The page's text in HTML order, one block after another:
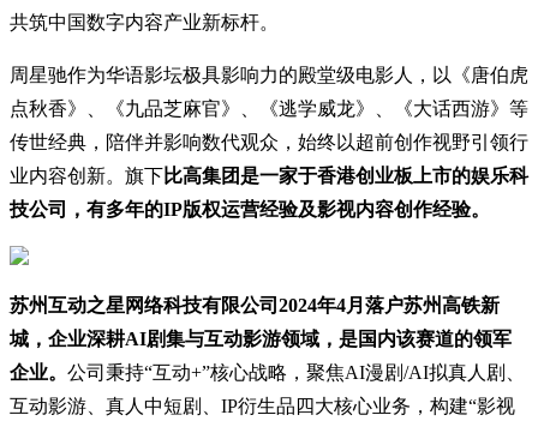
共筑中国数字内容产业新标杆。
周星驰作为华语影坛极具影响力的殿堂级电影人，以《唐伯虎
点秋香》、《九品芝麻官》、《逃学威龙》、《大话西游》等
传世经典，陪伴并影响数代观众，始终以超前创作视野引领行
业内容创新。旗下比高集团是一家于香港创业板上市的娱乐科
技公司，有多年的IP版权运营经验及影视内容创作经验。
苏州互动之星网络科技有限公司2024年4月落户苏州高铁新
城，企业深耕AI剧集与互动影游领域，是国内该赛道的领军
企业。 公司秉持“互动+”核心战略，聚焦AI漫剧/AI拟真人剧、
互动影游、真人中短剧、IP衍生品四大核心业务，构建“影视